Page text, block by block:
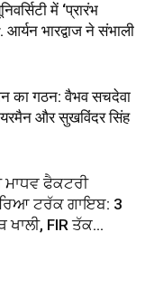
में ‘प्रारंभ
भारद्वाज ने संभाली
का गठन: वैभव सचदेवा
और सुखविंदर सिंह
ਮਾਧਵ ਫੈਕਟਰੀ
ਟਰੱਕ ਗਾਇਬ: 3
ਖਾਲੀ, FIR ਤੱਕ...